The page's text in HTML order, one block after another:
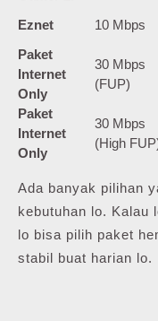
Eznet
10 Mbps
Paket
Internet
Only
30 Mbps
(FUP)
Paket
Internet
Only
30 Mbps
(High
Ada banyak pilihan
kebutuhan lo. Kalau
lo bisa pilih paket
stabil buat harian lo.